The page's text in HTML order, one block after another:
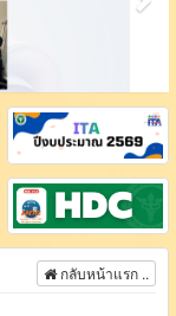
กลับหน้าแรก ..